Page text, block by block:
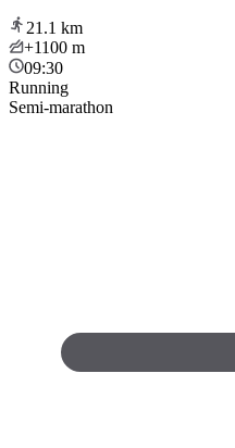
21.1 km
+1100 m
09:30
Running
Semi-marathon